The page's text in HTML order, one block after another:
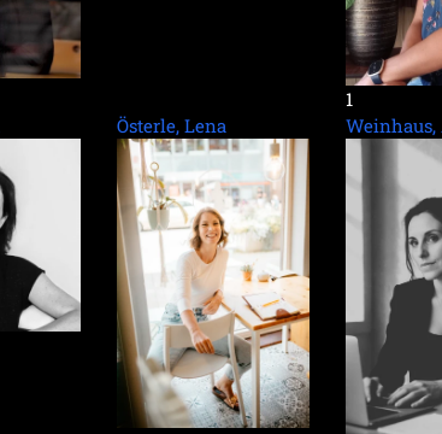
1
Österle, Lena